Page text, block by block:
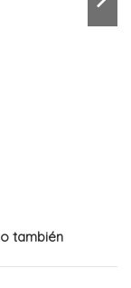
también